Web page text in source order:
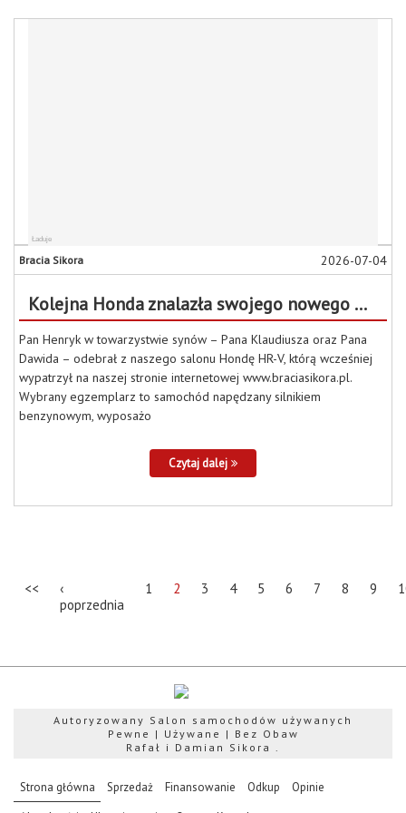
Bracia Sikora 2026-07-04
Kolejna Honda znalazła swojego nowego właściciela!
Pan Henryk w towarzystwie synów – Pana Klaudiusza oraz Pana
Dawida – odebrał z naszego salonu Hondę HR-V, którą wcześniej
wypatrzył na naszej stronie internetowej www.braciasikora.pl.
Wybrany egzemplarz to samochód napędzany silnikiem
benzynowym, wyposażo
Czytaj dalej
<<
‹
poprzednia
1 2 3 4 5 6 7 8 9
Autoryzowany Salon samochodów używanych
Pewne | Używane | Bez Obaw
Rafał i Damian Sikora .
Strona główna(current)
Sprzedaż Finansowanie Odkup
Opinie